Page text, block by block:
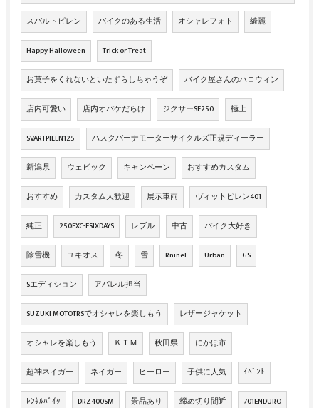
スバルトピレン バイクのある生活 オシャレフォト 綺麗
Happy Halloween Trick or Treat
お菓子をくれないといたずらしちゃうぞ バイク屋さんのハロウィン
店内可愛い 店内オバケだらけ ジクサーSF250 極上
SVARTPILEN125 ハスクバーナモーターサイクルズ正規ディーラー
新潟県 ウェビック キャンペーン おすすめカスタム
おすすめ カスタム大歓迎 展示車両 ヴィットピレン401
純正 250EXC-FSIXDAYS レブル 中古 バイク大好き
除雪機 ユキオス 冬 雪 RnineT Urban GS
Sエディション アパレル担当
SUZUKI MOTOTRSでオシャレを楽しもう レザージャケット
オシャレを楽しもう ＫＴＭ 秋田県 にかほ市
超神ネイガー ネイガー ヒーロー 子供に人気 ｲﾍﾞﾝﾄ
ﾚﾝﾀﾙﾊﾞｲｸ DRZ400SM 景品あり 締め切り間近 701ENDURO